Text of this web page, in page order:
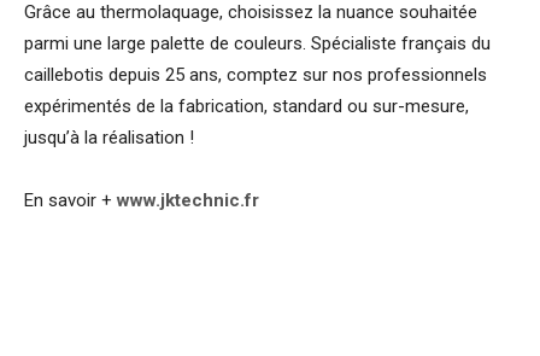
Grâce au thermolaquage, choisissez la nuance souhaitée
parmi une large palette de couleurs. Spécialiste français du
caillebotis depuis 25 ans, comptez sur nos professionnels
expérimentés de la fabrication, standard ou sur-mesure,
jusqu’à la réalisation !
En savoir +www.jktechnic.fr